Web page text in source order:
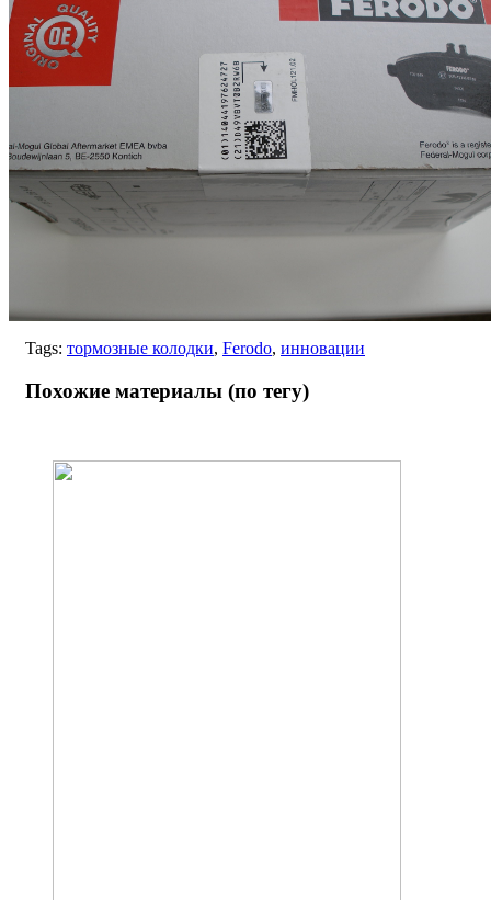
Tags: тормозные колодки, Ferodo, инновации
Похожие материалы (по тегу)